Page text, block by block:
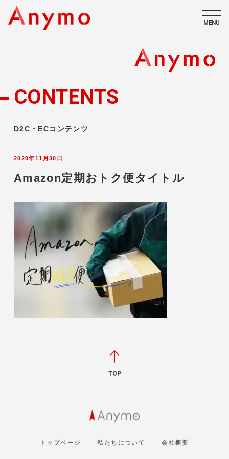
私たちについて
CONTACT
MENU
CONTENTS
D2C・ECコンテンツ
2020年11月30日
Amazon定期おトク便タイトル
TOP
トップページ 私たちについて 会社概要